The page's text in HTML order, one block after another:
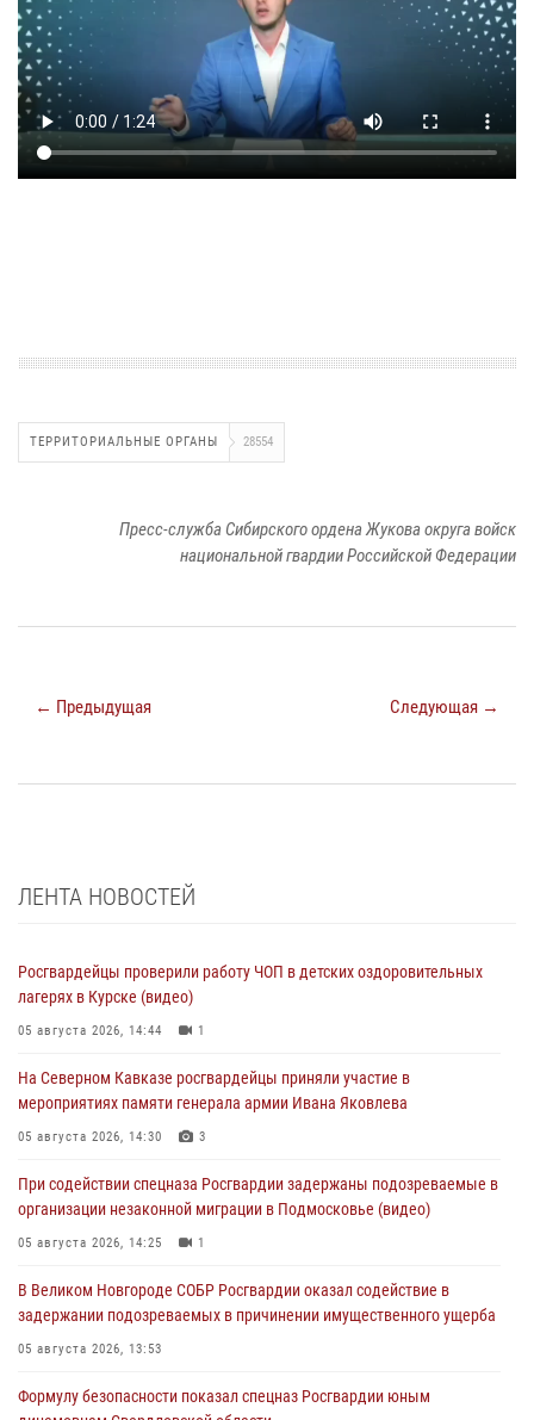
ТЕРРИТОРИАЛЬНЫЕ ОРГАНЫ 28554
Пресс-служба Сибирского ордена Жукова округа войск
национальной гвардии Российской Федерации
← Предыдущая Следующая →
ЛЕНТА НОВОСТЕЙ
Росгвардейцы проверили работу ЧОП в детских оздоровительных
лагерях в Курске (видео)
05 августа 2026, 14:44 1
На Северном Кавказе росгвардейцы приняли участие в
мероприятиях памяти генерала армии Ивана Яковлева
05 августа 2026, 14:30 3
При содействии спецназа Росгвардии задержаны подозреваемые в
организации незаконной миграции в Подмосковье (видео)
05 августа 2026, 14:25 1
В Великом Новгороде СОБР Росгвардии оказал содействие в
задержании подозреваемых в причинении имущественного ущерба
05 августа 2026, 13:53
Формулу безопасности показал спецназ Росгвардии юным